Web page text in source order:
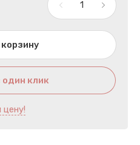
корзину
один клик